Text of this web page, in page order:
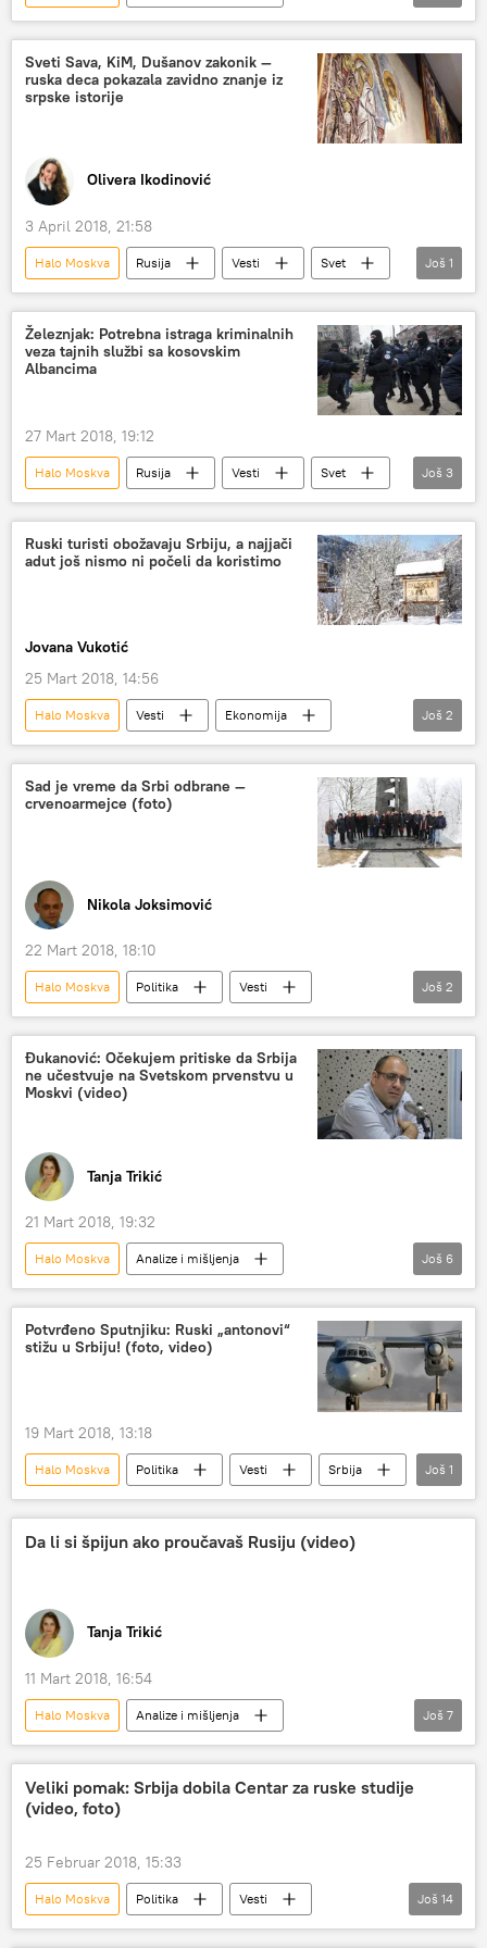
Komentari i Analitika Srbija
Sveti Sava, KiM, Dušanov zakonik —
ruska deca pokazala zavidno znanje iz
srpske istorije
Olivera Ikodinović
3 April 2018, 21:58
Halo Moskva Rusija Vesti
Svet
Društvo
Još 1
Železnjak: Potrebna istraga kriminalnih
veza tajnih službi sa kosovskim
Albancima
27 Mart 2018, 19:12
Halo Moskva Rusija Vesti
Svet
Srbija
Sergej Železnjak
Kosovo i Metohija (KiM)
Još 3
Ruski turisti obožavaju Srbiju, a najjači
adut još nismo ni počeli da koristimo
Jovana Vukotić
25 Mart 2018, 14:56
Halo Moskva Vesti
Ekonomija
Srbija
sajam turizma
Još 2
Sad je vreme da Srbi odbrane —
crvenoarmejce (foto)
Nikola Joksimović
22 Mart 2018, 18:10
Halo Moskva Politika
Vesti
Beograd
Crvena armija
Još 2
Đukanović: Očekujem pritiske da Srbija
ne učestvuje na Svetskom prvenstvu u
Moskvi (video)
Tanja Trikić
21 Mart 2018, 19:32
Halo Moskva
Analize i mišljenja
Sputnjik intervju
Komentari i Analitika
Radio
Vladimir Đukanović
Slobodan Erić
predsednički izbori u Rusiji
Još 6
Potvrđeno Sputnjiku: Ruski „antonovi“
stižu u Srbiju! (foto, video)
19 Mart 2018, 13:18
Halo Moskva Politika Vesti
Srbija
Antonov
Još 1
Da li si špijun ako proučavaš Rusiju (video)
Tanja Trikić
11 Mart 2018, 16:54
Halo Moskva
Analize i mišljenja
Sputnjik intervju
Komentari i Analitika
Radio
Srbija
Siniša Atlagić
Fakultet političkih nauka
Još 7
Veliki pomak: Srbija dobila Centar za ruske studije
(video, foto)
25 Februar 2018, 15:33
Halo Moskva Politika
Vesti
Srbija
Ivica Dačić
Još 14